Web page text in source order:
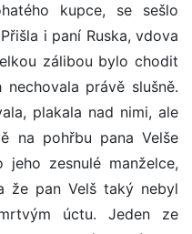
kupce, se sešlo
i paní Ruska, vdova
zálibou bylo chodit
právě slušně.
plakala nad nimi, ale
na pohřbu pana Velše
zesnulé manželce,
že pan Velš taký nebyl
úctu. Jeden ze